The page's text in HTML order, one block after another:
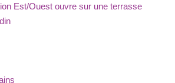
Est/Ouest ouvre sur une terrasse